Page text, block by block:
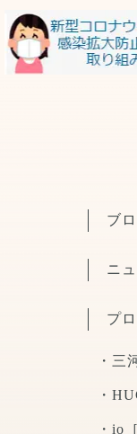
ブ
ニ
プ
・三
・
・io